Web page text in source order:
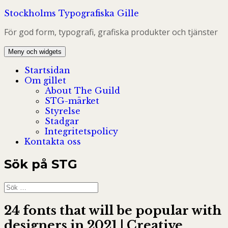
Hoppa
innehåll
Stockholms Typografiska Gille
För god form, typografi, grafiska produkter och tjänster
Meny och widgets
Startsidan
Om gillet
About The Guild
STG-märket
Styrelse
Stadgar
Integritetspolicy
Kontakta oss
Sök på STG
Sök
efter:
24 fonts that will be popular with